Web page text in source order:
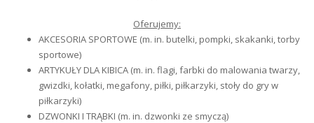
Oferujemy:
AKCESORIA SPORTOWE (m. in. butelki, pompki, skakanki, torby
sportowe)
ARTYKUŁY DLA KIBICA (m. in. flagi, farbki do malowania twarzy,
gwizdki, kołatki, megafony, piłki, piłkarzyki, stoły do gry w
piłkarzyki)
DZWONKI I TRĄBKI (m. in. dzwonki ze smyczą)